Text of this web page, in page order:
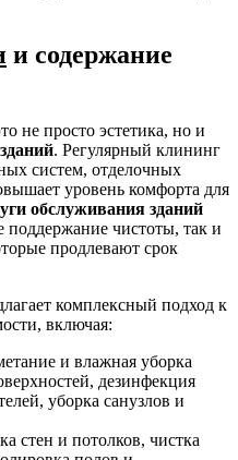
и содержание
не просто эстетика, но и
. Регулярный клининг
систем, отделочных
уровень комфорта для
обслуживания зданий
поддержание чистоты, так и
продлевают срок
комплексный подход к
включая:
и влажная уборка
дезинфекция
уборка санузлов и
стен и потолков, чистка